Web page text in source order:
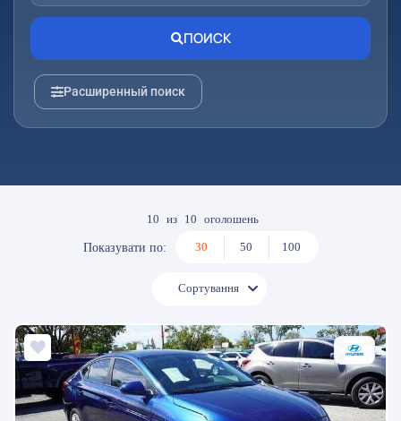
ПОИСК
Расширенный поиск
10 из 10 оголошень
Показувати по: 30 50 100
Сортування